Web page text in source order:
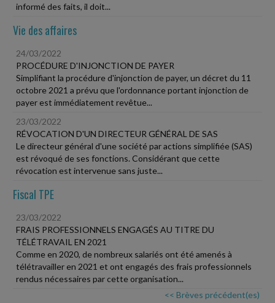
informé des faits, il doit...
Vie des affaires
24/03/2022
PROCÉDURE D'INJONCTION DE PAYER
Simplifiant la procédure d'injonction de payer, un décret du 11
octobre 2021 a prévu que l'ordonnance portant injonction de
payer est immédiatement revêtue...
23/03/2022
RÉVOCATION D'UN DIRECTEUR GÉNÉRAL DE SAS
Le directeur général d'une société par actions simplifiée (SAS)
est révoqué de ses fonctions. Considérant que cette
révocation est intervenue sans juste...
Fiscal TPE
23/03/2022
FRAIS PROFESSIONNELS ENGAGÉS AU TITRE DU
TÉLÉTRAVAIL EN 2021
Comme en 2020, de nombreux salariés ont été amenés à
télétravailler en 2021 et ont engagés des frais professionnels
rendus nécessaires par cette organisation...
<< Brèves précédent(es)